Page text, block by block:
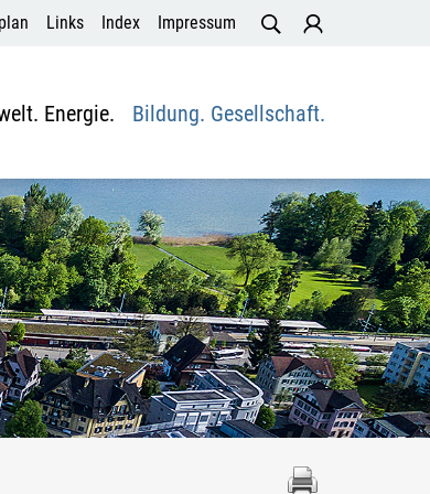
Links Index Impressum
Energie. Bildung. Gesellschaft.